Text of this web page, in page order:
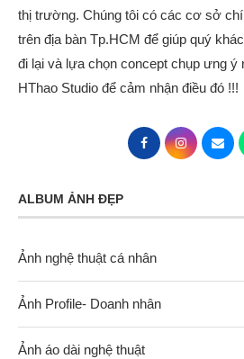
thị trường. Chúng tôi có các cơ sở
trên địa bàn Tp.HCM để giúp quý
đi lại và lựa chọn concept chụp ưng ý
HThao Studio để cảm nhận điều đó !!!
ALBUM ẢNH ĐẸP
Ảnh nghệ thuật cá nhân
Ảnh Profile- Doanh nhân
Ảnh áo dài nghệ thuật